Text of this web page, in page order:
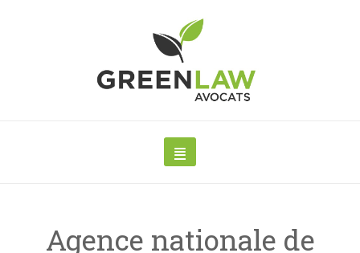
Agence nationale de